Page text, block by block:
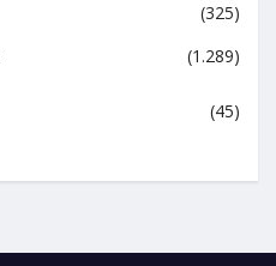
(325)
(1.289)
(45)